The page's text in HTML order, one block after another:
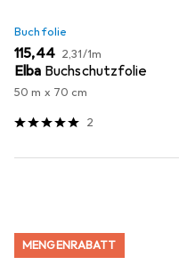
Buchfolie
EUR
115,44 EUR
2,31/1m
Elba Buchschutzfolie
50 m x 70 cm
2
MENGENRABATT